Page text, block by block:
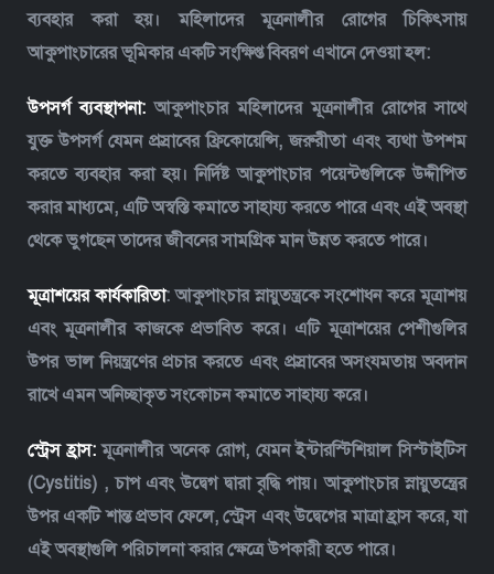
ব্যবহার করা হয়। মহিলাদের মূত্রনালীর রোগের চিকিৎসায়
আকুপাংচারের ভূমিকার একটি সংক্ষিপ্ত বিবরণ এখানে দেওয়া হল:
উপসর্গ ব্যবস্থাপনা: আকুপাংচার মহিলাদের মূত্রনালীর রোগের সাথে
যুক্ত উপসর্গ যেমন প্রস্রাবের ফ্রিকোয়েন্সি, জরুরীতা এবং ব্যথা উপশম
করতে ব্যবহার করা হয়। নির্দিষ্ট আকুপাংচার পয়েন্টগুলিকে উদ্দীপিত
করার মাধ্যমে, এটি অস্বস্তি কমাতে সাহায্য করতে পারে এবং এই অবস্থা
থেকে ভুগছেন তাদের জীবনের সামগ্রিক মান উন্নত করতে পারে।
মূত্রাশয়ের কার্যকারিতা: আকুপাংচার স্নায়ুতন্ত্রকে সংশোধন করে মূত্রাশয়
এবং মূত্রনালীর কাজকে প্রভাবিত করে। এটি মূত্রাশয়ের পেশীগুলির
উপর ভাল নিয়ন্ত্রণের প্রচার করতে এবং প্রস্রাবের অসংযমতায় অবদান
রাখে এমন অনিচ্ছাকৃত সংকোচন কমাতে সাহায্য করে।
স্ট্রেস হ্রাস:মূত্রনালীর অনেক রোগ, যেমন ইন্টারস্টিশিয়াল সিস্টাইটিস
(Cystitis) , চাপ এবং উদ্বেগ দ্বারা বৃদ্ধি পায়। আকুপাংচার স্নায়ুতন্ত্রের
উপর একটি শান্ত প্রভাব ফেলে, স্ট্রেস এবং উদ্বেগের মাত্রা হ্রাস করে, যা
এই অবস্থাগুলি পরিচালনা করার ক্ষেত্রে উপকারী হতে পারে।